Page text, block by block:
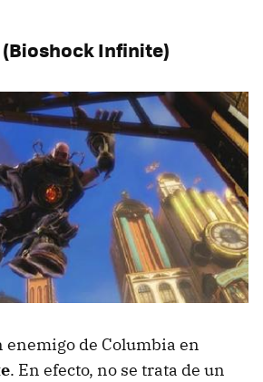
Infinite)
enemigo de Columbia en
. En efecto, no se trata de un